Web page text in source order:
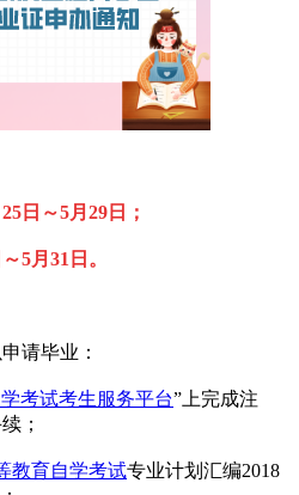
日～5月29日；
5月31日。
请毕业：
考试考生服务平台”上完成注
；
教育自学考试专业计划汇编2018